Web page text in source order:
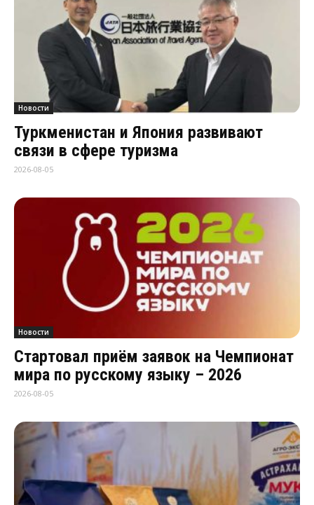
Новости
Туркменистан и Япония развивают
связи в сфере туризма
2026-08-05
Новости
Стартовал приём заявок на Чемпионат
мира по русскому языку – 2026
2026-08-05